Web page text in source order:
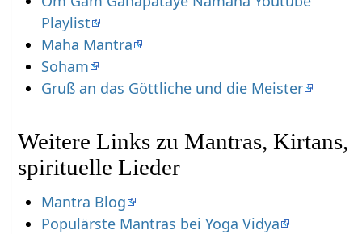
Playlist
Maha Mantra
Soham
Gruß an das Göttliche und die Meister
Weitere Links zu Mantras, Kirtans,
spirituelle Lieder
Mantra Blog
Populärste Mantras bei Yoga Vidya